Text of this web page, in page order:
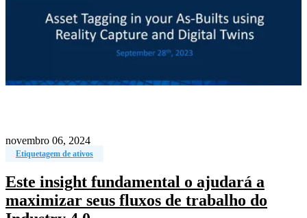
novembro 06, 2024
Etiquetagem de ativos
Este insight fundamental o ajudará a
maximizar seus fluxos de trabalho do